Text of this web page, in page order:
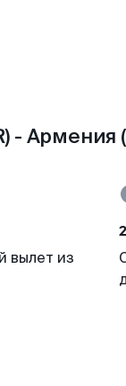
- Армения
вылет из